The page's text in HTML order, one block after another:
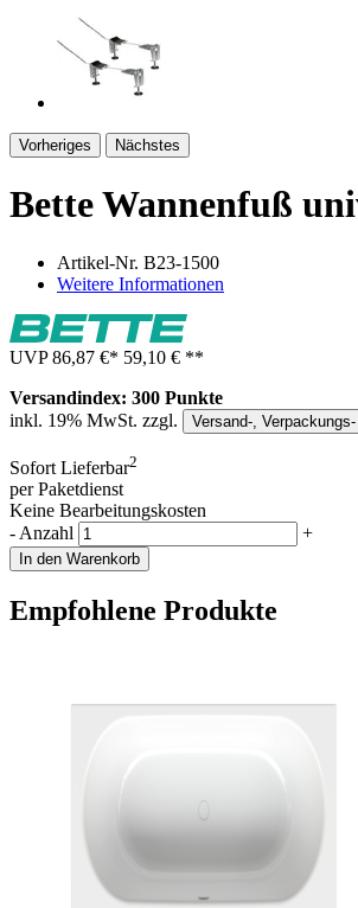
Vorheriges Nächstes
Bette Wannenfuß
Artikel-Nr. B23-1500
Weitere Informationen
UVP86,87 €* 59,10 € **
Versandindex: 300 Punkte
inkl. 19% MwSt. zzgl.
Versand-,
Sofort Lieferbar2
per Paketdienst
Keine Bearbeitungskosten
- Anzahl +
In den Warenkorb
Empfohlene Produkte